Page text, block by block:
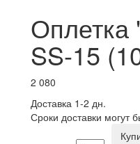
Оплетка
SS-15
2 080
Доставка 1-2 дн.
Сроки доставки могут